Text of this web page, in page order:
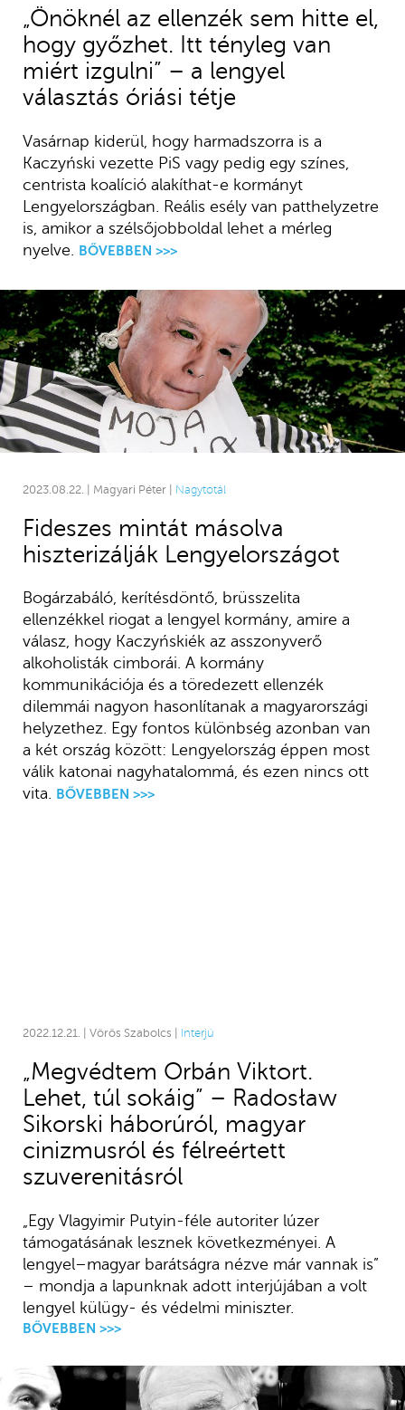
„Önöknél az ellenzék sem hitte el,
hogy győzhet. Itt tényleg van
miért izgulni” – a lengyel
választás óriási tétje
Vasárnap kiderül, hogy harmadszorra is a
Kaczyński vezette PiS vagy pedig egy színes,
centrista koalíció alakíthat-e kormányt
Lengyelországban. Reális esély van patthelyzetre
is, amikor a szélsőjobboldal lehet a mérleg
nyelve.
BŐVEBBEN >>>
2023.08.22. | Magyari Péter | Nagytotál
Fideszes mintát másolva
hiszterizálják Lengyelországot
Bogárzabáló, kerítésdöntő, brüsszelita
ellenzékkel riogat a lengyel kormány, amire a
válasz, hogy Kaczyńskiék az asszonyverő
alkoholisták cimborái. A kormány
kommunikációja és a töredezett ellenzék
dilemmái nagyon hasonlítanak a magyarországi
helyzethez. Egy fontos különbség azonban van
a két ország között: Lengyelország éppen most
válik katonai nagyhatalommá, és ezen nincs ott
vita. BŐVEBBEN >>>
2022.12.21. | Vörös Szabolcs | Interjú
„Megvédtem Orbán Viktort.
Lehet, túl sokáig” – Radosław
Sikorski háborúról, magyar
cinizmusról és félreértett
szuverenitásról
„Egy Vlagyimir Putyin-féle autoriter lúzer
támogatásának lesznek következményei. A
lengyel–magyar barátságra nézve már vannak is”
– mondja a lapunknak adott interjújában a volt
lengyel külügy- és védelmi miniszter.
BŐVEBBEN >>>